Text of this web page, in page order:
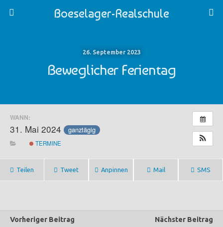
Boeselager-Realschule
26. September 2023
Beweglicher Ferientag
WANN:
31. Mai 2024 ganztägig
TERMINE
Teilen Tweet Anpinnen Mail SMS
Vorheriger Beitrag
Nächster Beitrag